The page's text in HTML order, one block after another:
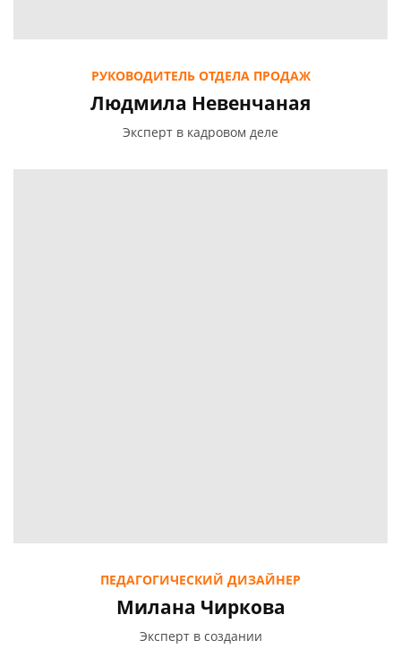
РУКОВОДИТЕЛЬ ОТДЕЛА ПРОДАЖ
Людмила Невенчаная
Эксперт в кадровом деле
ПЕДАГОГИЧЕСКИЙ ДИЗАЙНЕР
Милана Чиркова
Эксперт в создании